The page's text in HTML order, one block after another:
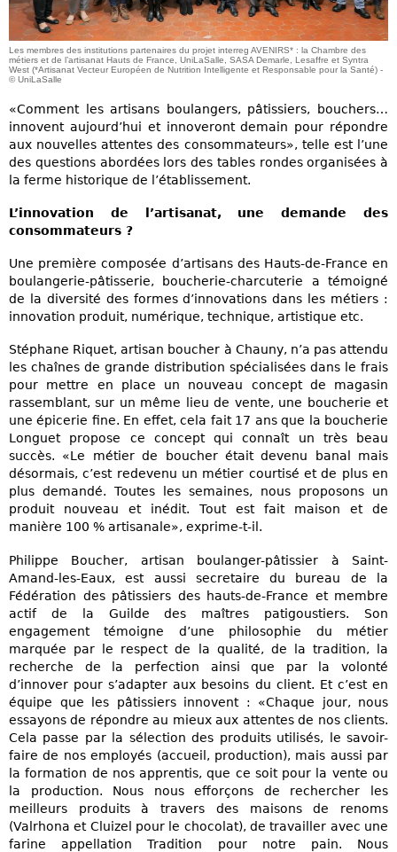
Les membres des institutions partenaires du projet interreg AVENIRS* : la Chambre des
métiers et de l’artisanat Hauts de France, UniLaSalle, SASA Demarle, Lesaffre et Syntra
West (*Artisanat Vecteur Européen de Nutrition Intelligente et Responsable pour la Santé) -
© UniLaSalle
«Comment les artisans boulangers, pâtissiers, bouchers…
innovent aujourd’hui et innoveront demain pour répondre
aux nouvelles attentes des consommateurs», telle est l’une
des questions abordées lors des tables rondes organisées à
la ferme historique de l’établissement.
L’innovation de l’artisanat, une demande des
consommateurs ?
Une première composée d’artisans des Hauts-de-France en
boulangerie-pâtisserie, boucherie-charcuterie a témoigné
de la diversité des formes d’innovations dans les métiers :
innovation produit, numérique, technique, artistique etc.
Stéphane Riquet, artisan boucher à Chauny, n’a pas attendu
les chaînes de grande distribution spécialisées dans le frais
pour mettre en place un nouveau concept de magasin
rassemblant, sur un même lieu de vente, une boucherie et
une épicerie fine. En effet, cela fait 17 ans que la boucherie
Longuet propose ce concept qui connaît un très beau
succès. «Le métier de boucher était devenu banal mais
désormais, c’est redevenu un métier courtisé et de plus en
plus demandé. Toutes les semaines, nous proposons un
produit nouveau et inédit. Tout est fait maison et de
manière 100 % artisanale», exprime-t-il.
Philippe Boucher, artisan boulanger-pâtissier à Saint-
Amand-les-Eaux, est aussi secretaire du bureau de la
Fédération des pâtissiers des hauts-de-France et membre
actif de la Guilde des maîtres patigoustiers. Son
engagement témoigne d’une philosophie du métier
marquée par le respect de la qualité, de la tradition, la
recherche de la perfection ainsi que par la volonté
d’innover pour s’adapter aux besoins du client. Et c’est en
équipe que les pâtissiers innovent : «Chaque jour, nous
essayons de répondre au mieux aux attentes de nos clients.
Cela passe par la sélection des produits utilisés, le savoir-
faire de nos employés (accueil, production), mais aussi par
la formation de nos apprentis, que ce soit pour la vente ou
la production. Nous nous efforçons de rechercher les
meilleurs produits à travers des maisons de renoms
(Valrhona et Cluizel pour le chocolat), de travailler avec une
farine appellation Tradition pour notre pain. Nous